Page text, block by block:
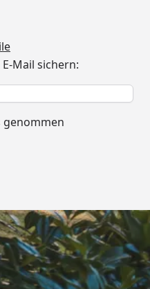
Mail sichern:
genommen